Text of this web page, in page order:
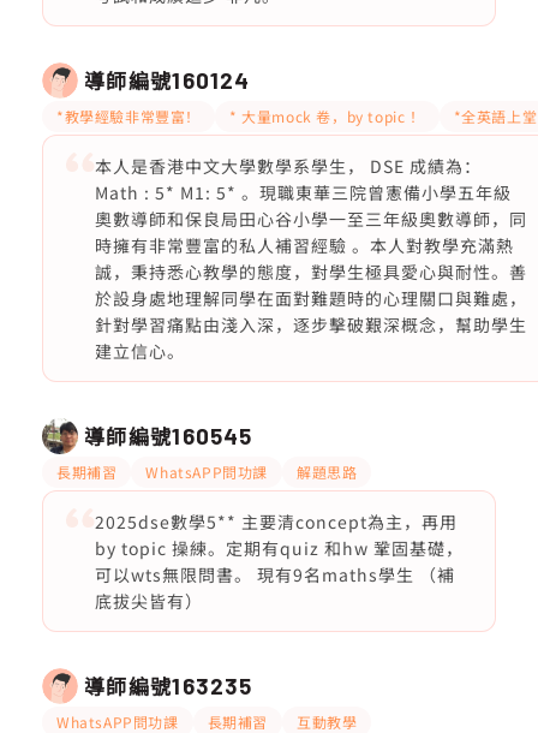
導師編號160124
*教學經驗非常豐富！ * 大量mock 卷，by topic ！ *全英語上堂
本人是香港中文大學數學系學生， DSE 成績為：
Math : 5* M1: 5* 。現職東華三院曾憲備小學五年級
奧數導師和保良局田心谷小學一至三年級奧數導師，同
時擁有非常豐富的私人補習經驗 。本人對教學充滿熱
誠，秉持悉心教學的態度，對學生極具愛心與耐性。善
於設身處地理解同學在面對難題時的心理關口與難處，
針對學習痛點由淺入深，逐步擊破艱深概念，幫助學生
建立信心。
導師編號160545
長期補習 WhatsAPP問功課 解題思路
2025dse數學5** 主要清concept為主，再用
by topic 操練。定期有quiz 和hw 鞏固基礎，
可以wts無限問書。 現有9名maths學生 （補
底拔尖皆有）
導師編號163235
WhatsAPP問功課 長期補習 互動教學